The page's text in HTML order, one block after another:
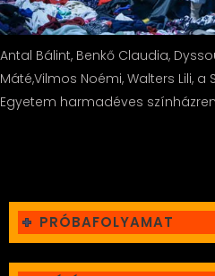
Antal Bálint, Benkő Claudia,
Máté,Vilmos Noémi, Walters Lili,
Egyetem harmadéves
PRÓBAFOLYAMAT